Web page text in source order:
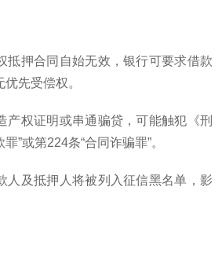
抵押合同自始无效，银行可要求借款
先受偿权。
产权证明或串通骗贷，可能触犯《刑
”或第224条“合同诈骗罪”。
人及抵押人将被列入征信黑名单，影